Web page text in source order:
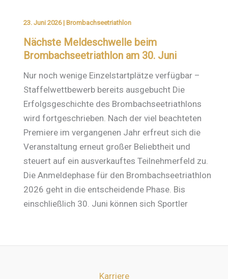
23. Juni 2026 | Brombachseetriathlon
Nächste Meldeschwelle beim
Brombachseetriathlon am 30. Juni
Nur noch wenige Einzelstartplätze verfügbar –
Staffelwettbewerb bereits ausgebucht Die
Erfolgsgeschichte des Brombachseetriathlons
wird fortgeschrieben. Nach der viel beachteten
Premiere im vergangenen Jahr erfreut sich die
Veranstaltung erneut großer Beliebtheit und
steuert auf ein ausverkauftes Teilnehmerfeld zu.
Die Anmeldephase für den Brombachseetriathlon
2026 geht in die entscheidende Phase. Bis
einschließlich 30. Juni können sich Sportler
Karriere